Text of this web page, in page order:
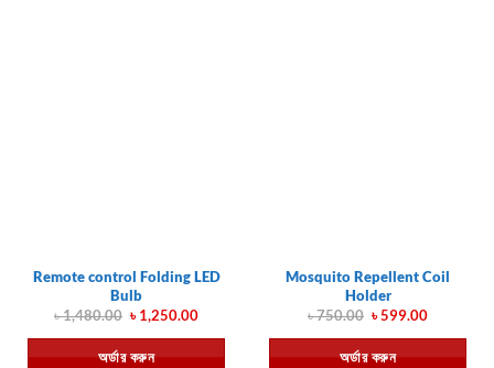
Remote control Folding LED
Bulb
৳1,480.00 Original
price
was:
৳ 1,480.00.
৳1,250.00Current
is:
৳ 1,250.00.
অর্ডার করুন
Mosquito Repellent Coil
Holder
৳750.00 Original
was:
৳ 750.00.
৳599.00Current
is:
৳ 599.00.
অর্ডার করুন